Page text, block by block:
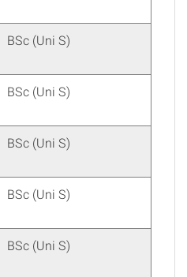
BSc (Uni S)
BSc (Uni S)
BSc (Uni S)
BSc (Uni S)
BSc (Uni S)